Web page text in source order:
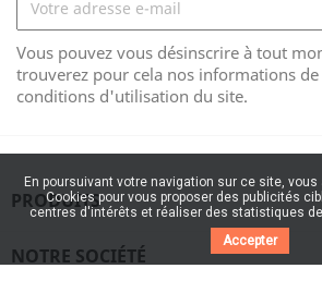
Vous pouvez vous désinscrire à tout
trouverez pour cela nos informations de
conditions d'utilisation du site.
PRODUITS
NOTRE SOCIÉTÉ
En poursuivant votre navigation sur ce site,
Cookies pour vous proposer des publicités
centres d'intérêts et réaliser des statistiques
Accepter